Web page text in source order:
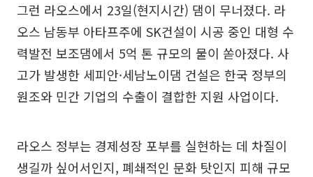
그런 라오스에서 23일(현지시간) 댐이 무너졌다. 라
오스 남동부 아타프주에 SK건설이 시공 중인 대형 수
력발전 보조댐에서 5억 톤 규모의 물이 쏟아졌다. 사
고가 발생한 세피안·세남노이댐 건설은 한국 정부의
원조와 민간 기업의 수출이 결합한 지원 사업이다.
라오스 정부는 경제성장 포부를 실현하는 데 차질이
생길까 싶어서인지, 폐쇄적인 문화 탓인지 피해 규모